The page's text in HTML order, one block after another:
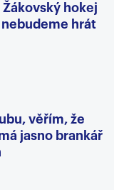
hokej
nebudeme hrát
věřím, že
jasno brankář